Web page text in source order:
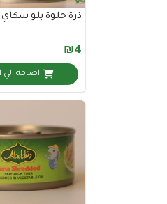
ذرة حلوة بلو سكاي 250 غم
₪4
اضافة الي